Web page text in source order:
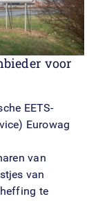
voor
EETS-
Eurowag
van
van
te